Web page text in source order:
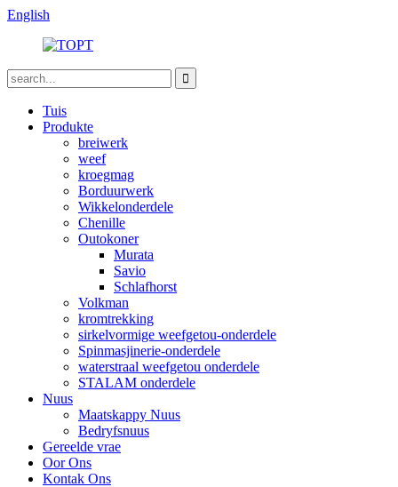
English
Tuis
Produkte
breiwerk
weef
kroegmag
Borduurwerk
Wikkelonderdele
Chenille
Outokoner
Murata
Savio
Schlafhorst
Volkman
kromtrekking
sirkelvormige weefgetou-onderdele
Spinmasjinerie-onderdele
waterstraal weefgetou onderdele
STALAM onderdele
Nuus
Maatskappy Nuus
Bedryfsnuus
Gereelde vrae
Oor Ons
Kontak Ons